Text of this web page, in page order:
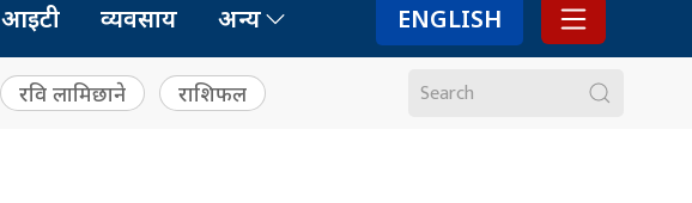
आइटी व्यवसाय अन्य ENGLISH
रवि लामिछाने राशिफल